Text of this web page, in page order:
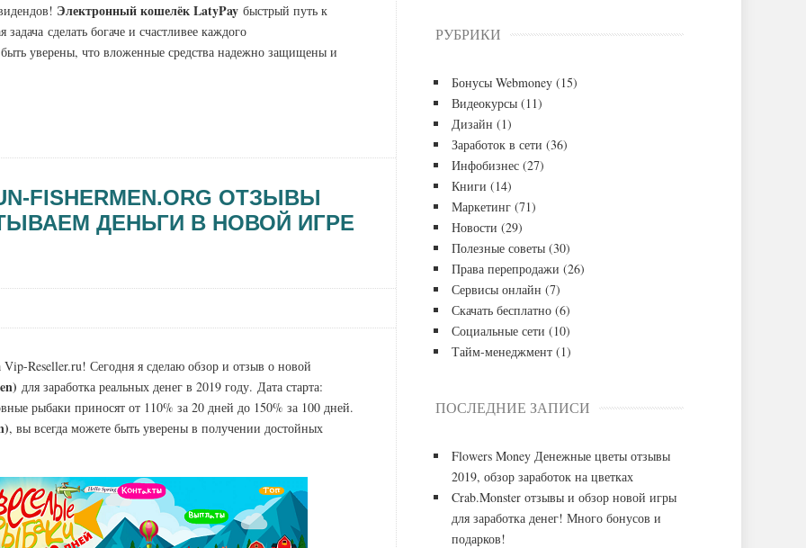
Электронный кошелёк LatyPay быстрый путь к
сделать богаче и счастливее каждого
уверены, что вложенные средства надежно защищены и
FISHERMEN.ORG ОТЗЫВЫ
ДЕНЬГИ В НОВОЙ ИГРЕ
Reseller.ru! Сегодня я сделаю обзор и отзыв о новой
для заработка реальных денег в 2019 году. Дата старта:
рыбаки приносят от 110% за 20 дней до 150% за 100 дней.
, вы всегда можете быть уверены в получении достойных
РУБРИКИ
Бонусы Webmoney (15)
Видеокурсы (11)
Дизайн (1)
Заработок в сети (36)
Инфобизнес (27)
Книги (14)
Маркетинг (71)
Новости (29)
Полезные советы (30)
Права перепродажи (26)
Сервисы онлайн (7)
Скачать бесплатно (6)
Социальные сети (10)
Тайм-менеджмент (1)
ПОСЛЕДНИЕ ЗАПИСИ
Flowers Money Денежные цветы отзывы
2019, обзор заработок на цветках
Crab.Monster отзывы и обзор новой игры
для заработка денег! Много бонусов и
подарков!